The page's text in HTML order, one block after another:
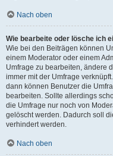
Nach oben
Wie bearbeite oder lösche ich
Wie bei den Beiträgen können
einem Moderator oder einem
Umfrage zu bearbeiten, ändere
immer mit der Umfrage
dann können Benutzer die
bearbeiten. Sollte allerdings
die Umfrage nur noch von
gelöscht werden. Dadurch soll
verhindert werden.
Nach oben